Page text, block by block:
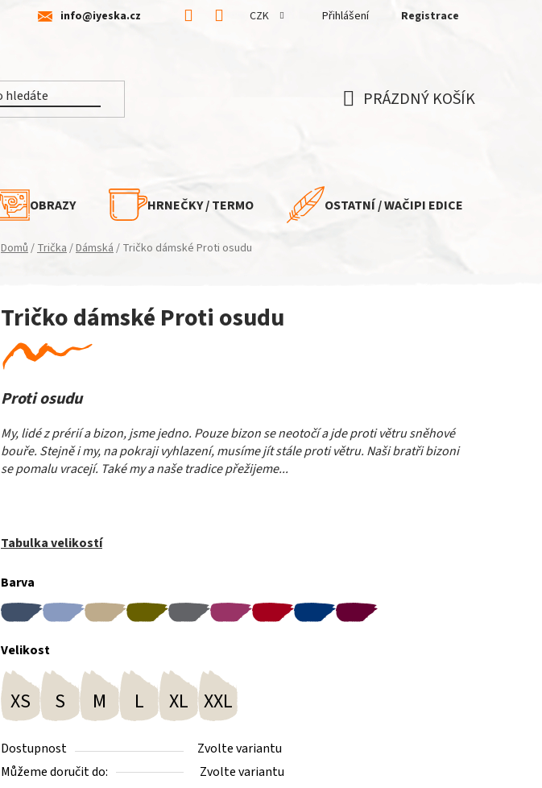
info@iyeska.cz CZK Přihlášení Registrace
PRÁZDNÝ KOŠÍK
OBRAZY HRNEČKY / TERMO OSTATNÍ / WAČIPI EDICE
Domů/Trička/Dámská/ Tričko dámské Proti osudu
Tričko dámské Proti osudu
Proti osudu
My, lidé z prérií a bizon, jsme jedno. Pouze bizon se neotočí a jde proti větru sněhové
bouře. Stejně i my, na pokraji vyhlazení, musíme jít stále proti větru. Naši bratři bizoni
se pomalu vracejí. Také my a naše tradice přežijeme...
Tabulka velikostí
Barva
Velikost
XS S M L XL XXL
Dostupnost
Zvolte variantu
Můžeme doručit do:
Zvolte variantu